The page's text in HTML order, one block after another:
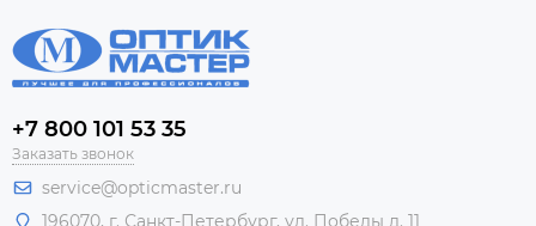
+7 800 101 53 35
Заказать звонок
service@opticmaster.ru
196070, г. Санкт-Петербург, ул. Победы д. 11